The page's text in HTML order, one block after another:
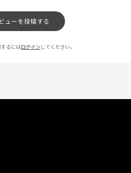
ので、このマグが気に入ってます。
投稿者
ZOJIRUSHIオーナーサービス会員
ューを投稿する
るにはログイン してください。